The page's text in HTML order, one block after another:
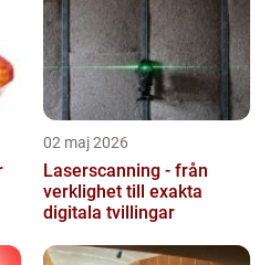
02 maj 2026
Laserscanning - från
verklighet till exakta
digitala tvillingar